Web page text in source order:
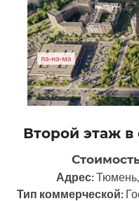
Второй этаж в
Адрес:Тюмень,
Тип коммерческой: